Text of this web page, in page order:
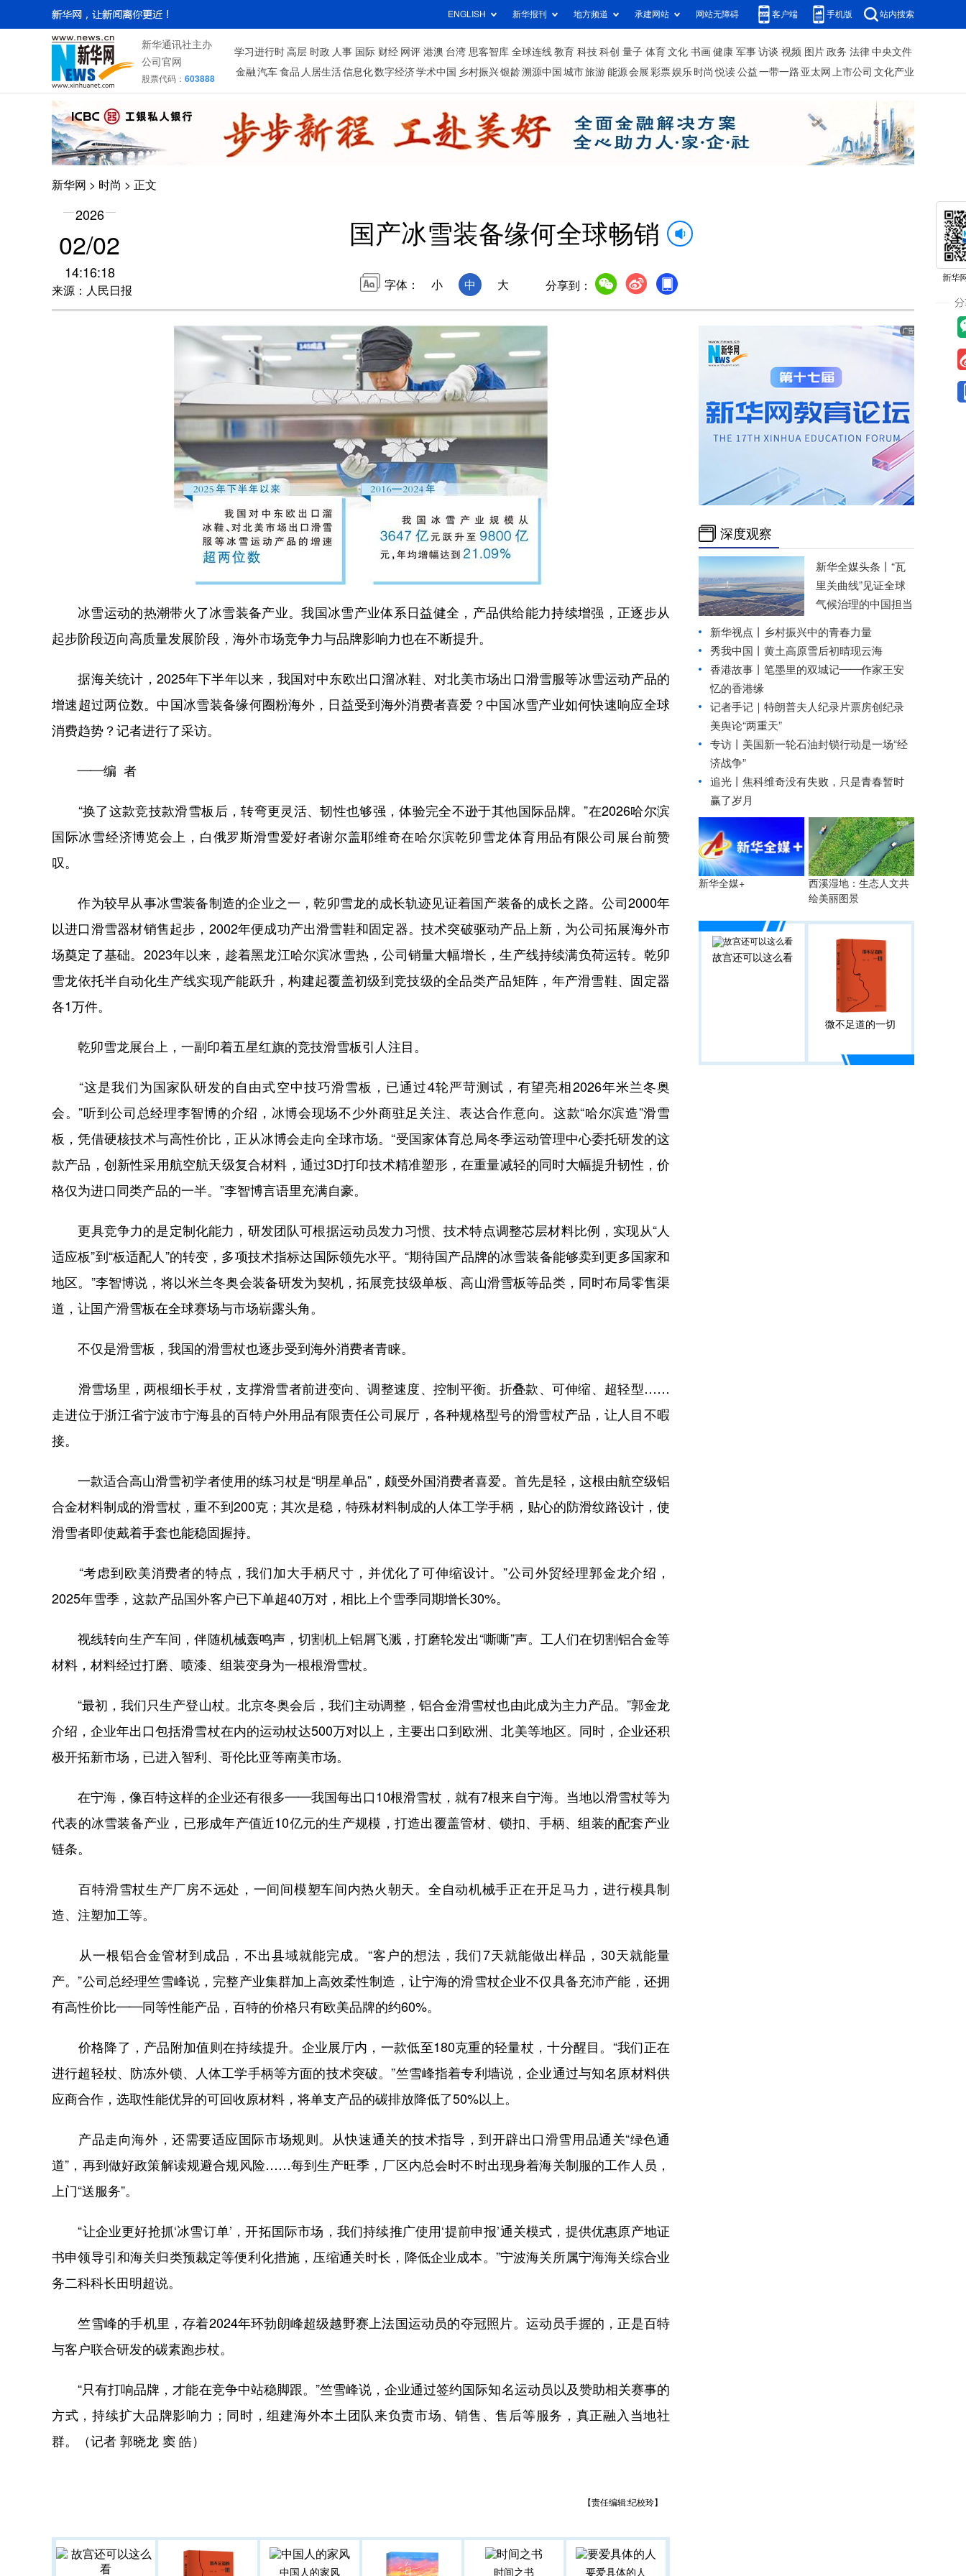
ENGLISH 新华报刊 地方频道 承建网站 网站无障碍 客户端 手机版 站内搜索
新华通讯社主办
公司官网
股票代码： 603888
学习进行时 高层 时政 人事 国际 财经 网评 港澳 台湾 思客智库 全球连线 教育 科技 科创 量子 体育 文化 书画 健康 军事 访谈 视频 图片 政务 法律 中央文件
金融 汽车 食品 人居生活信息化数字经济学术中国 乡村振兴银龄溯源中国 城市旅游 能源 会展 彩票娱乐 时尚 悦读 公益 一带一路 亚太网 上市公司 文化产业
新华网 > 时尚 > 正文
2026
02/02
14:16:18
来源：人民日报
国产冰雪装备缘何全球畅销
字体： 小 中 大 分享到：
冰雪运动的热潮带火了冰雪装备产业。我国冰雪产业体系日益健全，产品供给能力持续增强，正逐步从
起步阶段迈向高质量发展阶段，海外市场竞争力与品牌影响力也在不断提升。
据海关统计，2025年下半年以来，我国对中东欧出口溜冰鞋、对北美市场出口滑雪服等冰雪运动产品的
增速超过两位数。中国冰雪装备缘何圈粉海外，日益受到海外消费者喜爱？中国冰雪产业如何快速响应全球
消费趋势？记者进行了采访。
——编 者
“换了这款竞技款滑雪板后，转弯更灵活、韧性也够强，体验完全不逊于其他国际品牌。”在2026哈尔滨
国际冰雪经济博览会上，白俄罗斯滑雪爱好者谢尔盖耶维奇在哈尔滨乾卯雪龙体育用品有限公司展台前赞
叹。
作为较早从事冰雪装备制造的企业之一，乾卯雪龙的成长轨迹见证着国产装备的成长之路。公司2000年
以进口滑雪器材销售起步，2002年便成功产出滑雪鞋和固定器。技术突破驱动产品上新，为公司拓展海外市
场奠定了基础。2023年以来，趁着黑龙江哈尔滨冰雪热，公司销量大幅增长，生产线持续满负荷运转。乾卯
雪龙依托半自动化生产线实现产能跃升，构建起覆盖初级到竞技级的全品类产品矩阵，年产滑雪鞋、固定器
各1万件。
乾卯雪龙展台上，一副印着五星红旗的竞技滑雪板引人注目。
“这是我们为国家队研发的自由式空中技巧滑雪板，已通过4轮严苛测试，有望亮相2026年米兰冬奥
会。”听到公司总经理李智博的介绍，冰博会现场不少外商驻足关注、表达合作意向。这款“哈尔滨造”滑雪
板，凭借硬核技术与高性价比，正从冰博会走向全球市场。“受国家体育总局冬季运动管理中心委托研发的这
款产品，创新性采用航空航天级复合材料，通过3D打印技术精准塑形，在重量减轻的同时大幅提升韧性，价
格仅为进口同类产品的一半。”李智博言语里充满自豪。
更具竞争力的是定制化能力，研发团队可根据运动员发力习惯、技术特点调整芯层材料比例，实现从“人
适应板”到“板适配人”的转变，多项技术指标达国际领先水平。“期待国产品牌的冰雪装备能够卖到更多国家和
地区。”李智博说，将以米兰冬奥会装备研发为契机，拓展竞技级单板、高山滑雪板等品类，同时布局零售渠
道，让国产滑雪板在全球赛场与市场崭露头角。
不仅是滑雪板，我国的滑雪杖也逐步受到海外消费者青睐。
滑雪场里，两根细长手杖，支撑滑雪者前进变向、调整速度、控制平衡。折叠款、可伸缩、超轻型……
走进位于浙江省宁波市宁海县的百特户外用品有限责任公司展厅，各种规格型号的滑雪杖产品，让人目不暇
接。
一款适合高山滑雪初学者使用的练习杖是“明星单品”，颇受外国消费者喜爱。首先是轻，这根由航空级铝
合金材料制成的滑雪杖，重不到200克；其次是稳，特殊材料制成的人体工学手柄，贴心的防滑纹路设计，使
滑雪者即使戴着手套也能稳固握持。
“考虑到欧美消费者的特点，我们加大手柄尺寸，并优化了可伸缩设计。”公司外贸经理郭金龙介绍，
2025年雪季，这款产品国外客户已下单超40万对，相比上个雪季同期增长30%。
视线转向生产车间，伴随机械轰鸣声，切割机上铝屑飞溅，打磨轮发出“嘶嘶”声。工人们在切割铝合金等
材料，材料经过打磨、喷漆、组装变身为一根根滑雪杖。
“最初，我们只生产登山杖。北京冬奥会后，我们主动调整，铝合金滑雪杖也由此成为主力产品。”郭金龙
介绍，企业年出口包括滑雪杖在内的运动杖达500万对以上，主要出口到欧洲、北美等地区。同时，企业还积
极开拓新市场，已进入智利、哥伦比亚等南美市场。
在宁海，像百特这样的企业还有很多——我国每出口10根滑雪杖，就有7根来自宁海。当地以滑雪杖等为
代表的冰雪装备产业，已形成年产值近10亿元的生产规模，打造出覆盖管材、锁扣、手柄、组装的配套产业
链条。
百特滑雪杖生产厂房不远处，一间间模塑车间内热火朝天。全自动机械手正在开足马力，进行模具制
造、注塑加工等。
从一根铝合金管材到成品，不出县域就能完成。“客户的想法，我们7天就能做出样品，30天就能量
产。”公司总经理竺雪峰说，完整产业集群加上高效柔性制造，让宁海的滑雪杖企业不仅具备充沛产能，还拥
有高性价比——同等性能产品，百特的价格只有欧美品牌的约60%。
价格降了，产品附加值则在持续提升。企业展厅内，一款低至180克重的轻量杖，十分醒目。“我们正在
进行超轻杖、防冻外锁、人体工学手柄等方面的技术突破。”竺雪峰指着专利墙说，企业通过与知名原材料供
应商合作，选取性能优异的可回收原材料，将单支产品的碳排放降低了50%以上。
产品走向海外，还需要适应国际市场规则。从快速通关的技术指导，到开辟出口滑雪用品通关“绿色通
道”，再到做好政策解读规避合规风险……每到生产旺季，厂区内总会时不时出现身着海关制服的工作人员，
上门“送服务”。
“让企业更好抢抓‘冰雪订单’，开拓国际市场，我们持续推广使用‘提前申报’通关模式，提供优惠原产地证
书申领导引和海关归类预裁定等便利化措施，压缩通关时长，降低企业成本。”宁波海关所属宁海海关综合业
务二科科长田明超说。
竺雪峰的手机里，存着2024年环勃朗峰超级越野赛上法国运动员的夺冠照片。运动员手握的，正是百特
与客户联合研发的碳素跑步杖。
“只有打响品牌，才能在竞争中站稳脚跟。”竺雪峰说，企业通过签约国际知名运动员以及赞助相关赛事的
方式，持续扩大品牌影响力；同时，组建海外本土团队来负责市场、销售、售后等服务，真正融入当地社
群。（记者 郭晓龙 窦 皓）
【责任编辑:纪校玲】
中国人的家风 时间之书 要爱具体的人
深度观察
新华全媒头条丨 “瓦
里关曲线”见证全球
气候治理的中国担当
新华视点丨
乡村振兴中的青春力量
秀我中国丨 黄土高原雪后初晴现云海
香港故事丨 笔墨里的双城记——作家王安
忆的香港缘
记者手记｜特朗普夫人纪录片票房创纪录
美舆论“两重天”
专访丨美国新一轮石油封锁行动是一场“经
济战争”
追光丨 焦科维奇没有失败，只是青春暂时
赢了岁月
新华全媒+
西溪湿地：生态人文共
绘美丽图景
故宫还可以这么看
微不足道的一切